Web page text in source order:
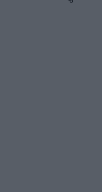
további tervek is